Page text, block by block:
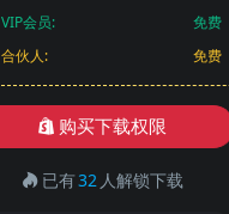
VIP会员:
免费
合伙人:
免费
购买下载权限
已有32 人解锁下载